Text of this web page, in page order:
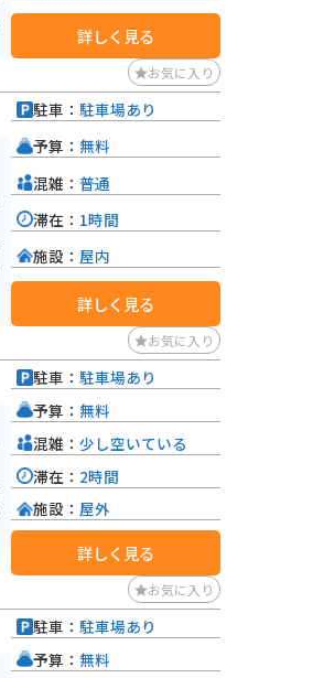
詳しく見る
お気に入り
駐車： 駐車場あり
予算： 無料
混雑： 普通
滞在： 1時間
施設： 屋内
詳しく見る
お気に入り
駐車： 駐車場あり
予算： 無料
混雑： 少し空いている
滞在： 2時間
施設： 屋外
詳しく見る
お気に入り
駐車： 駐車場あり
予算： 無料